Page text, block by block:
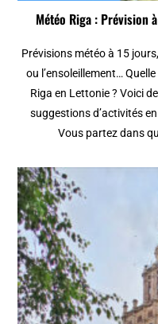
Météo Riga : Prévision
Prévisions météo à 15
ou l’ensoleillement…
Riga en Lettonie ? Voici
suggestions d’activités
Vous partez dans